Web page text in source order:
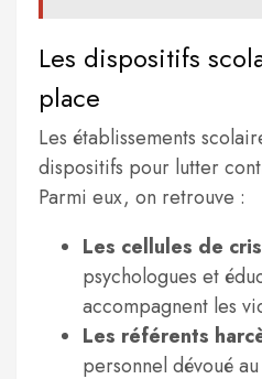
Les dispositifs
place
Les établissements
dispositifs pour lutter
Parmi eux, on retrouve :
Les cellules de
psychologues et
accompagnent les
Les référents
personnel dévoué